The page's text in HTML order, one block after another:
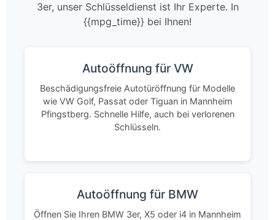
3er, unser Schlüsseldienst ist Ihr Experte. In
{{mpg_time}} bei Ihnen!
Autoöffnung für VW
Beschädigungsfreie Autotüröffnung für Modelle
wie VW Golf, Passat oder Tiguan in Mannheim
Pfingstberg. Schnelle Hilfe, auch bei verlorenen
Schlüsseln.
Autoöffnung für BMW
Öffnen Sie Ihren BMW 3er, X5 oder i4 in Mannheim